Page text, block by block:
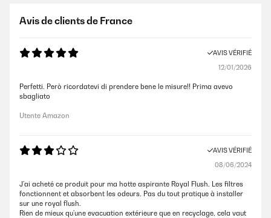
Avis de clients de France
AVIS VÉRIFIÉ
12/01/2026
Perfetti. Però ricordatevi di prendere bene le misure!! Prima avevo
sbagliato
Utente Amazon
AVIS VÉRIFIÉ
08/06/2024
J’ai acheté ce produit pour ma hotte aspirante Royal Flush. Les filtres
fonctionnent et absorbent les odeurs. Pas du tout pratique à installer
sur une royal flush.
Rien de mieux qu’une evacuation extérieure que en recyclage, cela vaut